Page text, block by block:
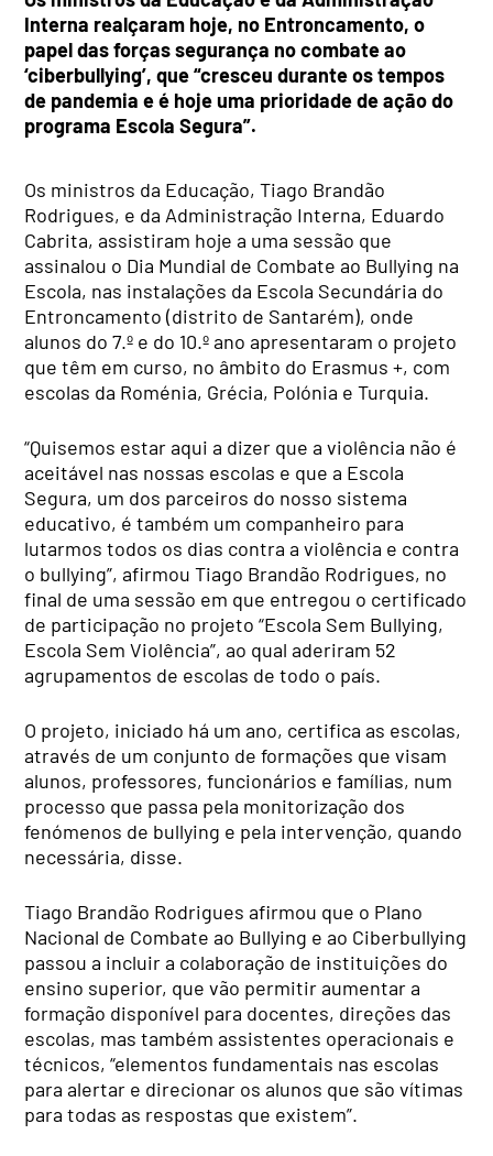
Interna realçaram hoje, no Entroncamento, o
papel das forças segurança no combate ao
‘ciberbullying’, que “cresceu durante os tempos
de pandemia e é hoje uma prioridade de ação do
programa Escola Segura”.
Os ministros da Educação, Tiago Brandão
Rodrigues, e da Administração Interna, Eduardo
Cabrita, assistiram hoje a uma sessão que
assinalou o Dia Mundial de Combate ao Bullying na
Escola, nas instalações da Escola Secundária do
Entroncamento (distrito de Santarém), onde
alunos do 7.º e do 10.º ano apresentaram o projeto
que têm em curso, no âmbito do Erasmus +, com
escolas da Roménia, Grécia, Polónia e Turquia.
“Quisemos estar aqui a dizer que a violência não é
aceitável nas nossas escolas e que a Escola
Segura, um dos parceiros do nosso sistema
educativo, é também um companheiro para
lutarmos todos os dias contra a violência e contra
o bullying”, afirmou Tiago Brandão Rodrigues, no
final de uma sessão em que entregou o certificado
de participação no projeto “Escola Sem Bullying,
Escola Sem Violência”, ao qual aderiram 52
agrupamentos de escolas de todo o país.
O projeto, iniciado há um ano, certifica as escolas,
através de um conjunto de formações que visam
alunos, professores, funcionários e famílias, num
processo que passa pela monitorização dos
fenómenos de bullying e pela intervenção, quando
necessária, disse.
Tiago Brandão Rodrigues afirmou que o Plano
Nacional de Combate ao Bullying e ao Ciberbullying
passou a incluir a colaboração de instituições do
ensino superior, que vão permitir aumentar a
formação disponível para docentes, direções das
escolas, mas também assistentes operacionais e
técnicos, “elementos fundamentais nas escolas
para alertar e direcionar os alunos que são vítimas
para todas as respostas que existem”.